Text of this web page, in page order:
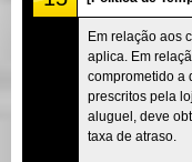
Em relação aos
aplica. Em
comprometido a
prescritos pela
aluguel, deve
taxa de atraso.